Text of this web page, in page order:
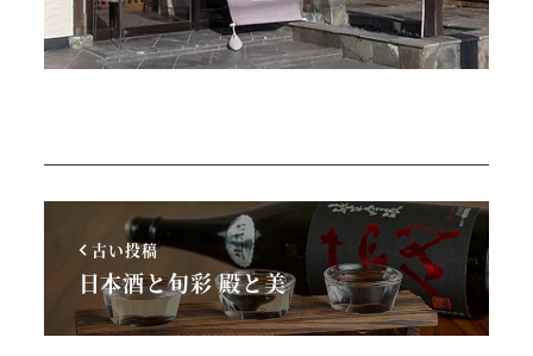
古い投稿
日本酒と旬彩 殿と美